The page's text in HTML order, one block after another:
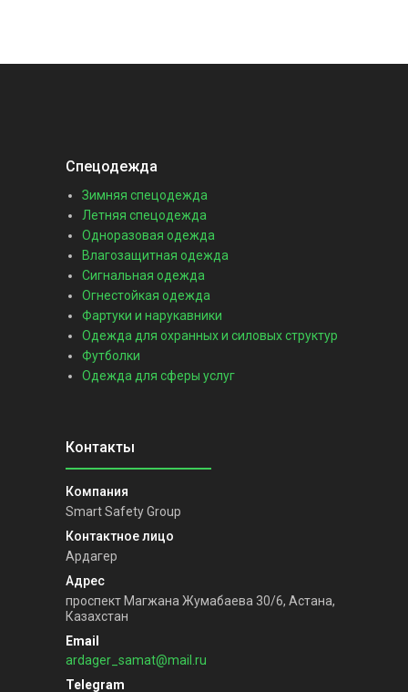
Спецодежда
Зимняя спецодежда
Летняя спецодежда
Одноразовая одежда
Влагозащитная одежда
Сигнальная одежда
Огнестойкая одежда
Фартуки и нарукавники
Одежда для охранных и силовых структур
Футболки
Одежда для сферы услуг
Smart Safety Group
Ардагер
проспект Магжана Жумабаева 30/6, Астана,
Казахстан
ardager_samat@mail.ru